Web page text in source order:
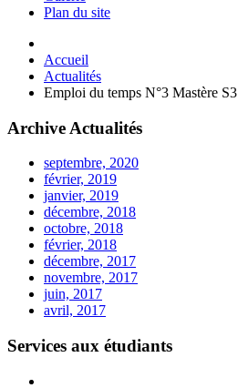
Plan du site
Accueil
Actualités
Emploi du temps N°3 Mastère S3
Archive Actualités
septembre, 2020
février, 2019
janvier, 2019
décembre, 2018
octobre, 2018
février, 2018
décembre, 2017
novembre, 2017
juin, 2017
avril, 2017
Services aux étudiants